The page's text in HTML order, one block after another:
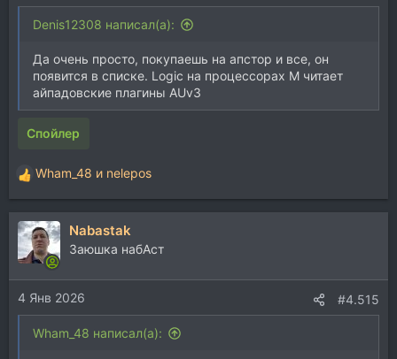
Denis12308 написал(а):
Да очень просто, покупаешь на апстор и все, он
появится в списке. Logic на процессорах М читает
айпадовские плагины AUv3
Спойлер
Р
е
а
к
ц
и
и
:
Wham_48 и nelepos
Nabastak
Заюшка набАст
4 Янв 2026 #4.515
Wham_48 написал(а):